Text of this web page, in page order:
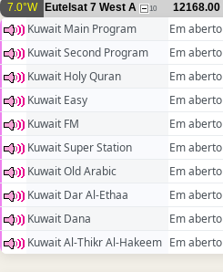
7.0°W Eutelsat 7 West A 10 12168.00
Kuwait Main Program Em aberto
Kuwait Second Program
Em aberto
Kuwait Holy Quran
Em aberto
Kuwait Easy
Em aberto
Kuwait FM
Em aberto
Kuwait Super Station
Em aberto
Kuwait Old Arabic
Em aberto
Kuwait Dar Al-Ethaa
Em aberto
Kuwait Dana
Em aberto
Kuwait Al-Thikr Al-Hakeem Em aberto